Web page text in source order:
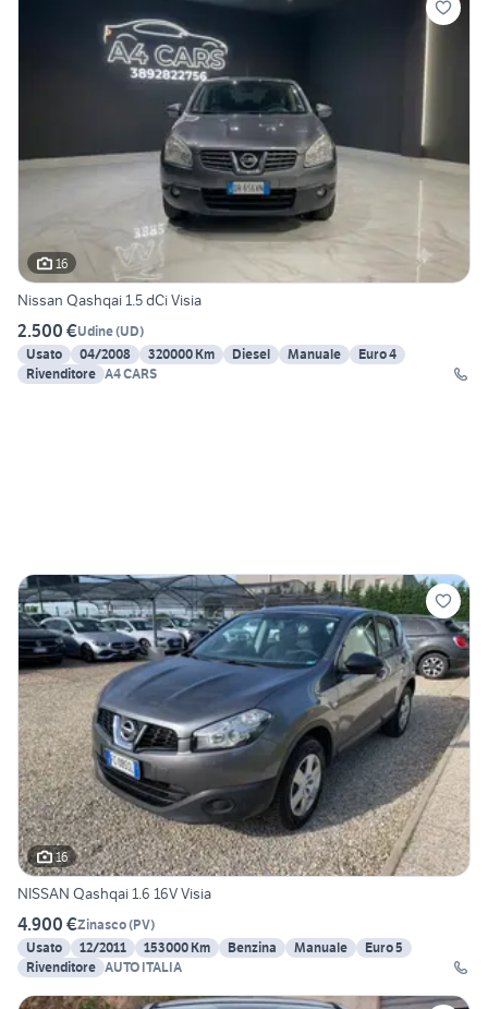
16
Nissan Qashqai 1.5 dCi Visia
2.500 €Udine(UD)
Usato
04/2008 320000 Km Diesel Manuale
Euro 4
Rivenditore A4 CARS
16
NISSAN Qashqai 1.6 16V Visia
4.900 €Zinasco(PV)
Usato
12/2011 153000 Km Benzina Manuale
Euro 5
Rivenditore AUTO ITALIA